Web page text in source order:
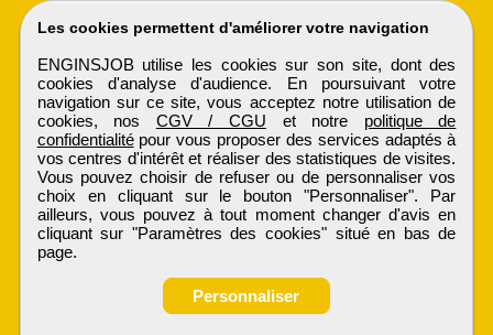
Les cookies permettent d'améliorer votre navigation
ENGINSJOB utilise les cookies sur son site, dont des
cookies d'analyse d'audience. En poursuivant votre
navigation sur ce site, vous acceptez notre utilisation de
cookies, nos CGV / CGU et notre politique de
confidentialitépour vous proposer des services adaptés à
vos centres d'intérêt et réaliser des statistiques de visites.
Vous pouvez choisir de refuser ou de personnaliser vos
choix en cliquant sur le bouton "Personnaliser". Par
ailleurs, vous pouvez à tout moment changer d'avis en
cliquant sur "Paramètres des cookies" situé en bas de
page.
Personnaliser